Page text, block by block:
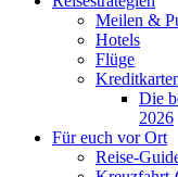
Meilen &
Hotels
Flüge
Die
2026
Für euch vor Ort
Reise-